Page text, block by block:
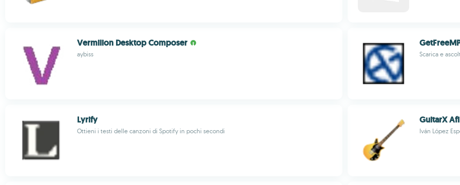
Vermilion Desktop Composer
aybiss Scarica e
Lyrify
Ottieni i testi delle canzoni di Spotify in pochi secondi
GuitarX
Iván López